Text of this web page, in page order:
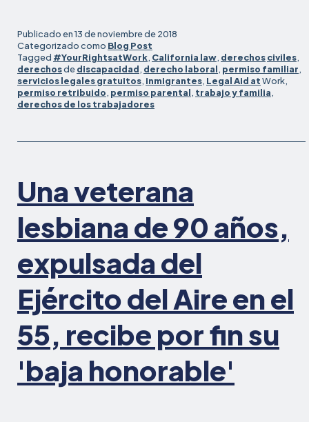
los
afectados
por
los
de
Woolsey
Publicado en13 de noviembre de 2018
Categorizado como Blog Post
Tagged #YourRightsatWork, California law, derechosciviles,
derechosdediscapacidad, derecho laboral, permiso familiar,
servicios legales gratuitos, inmigrantes, Legal Aid atWork,
permiso retribuido, permiso parental, trabajo y familia,
derechos de los trabajadores
Una veterana
lesbiana de 90 años,
expulsada del
Ejército del Aire en el
55, recibe por fin su
'baja honorable'